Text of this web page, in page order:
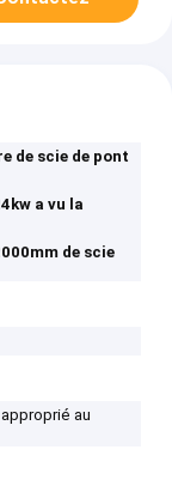
de scie de pont
a vu la
de scie
au